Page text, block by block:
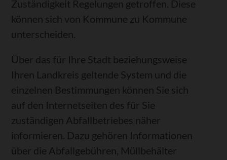
Zuständigkeit Regelungen getroffen. Diese
können sich von Kommune zu Kommune
unterscheiden.
Über das für Ihre Stadt beziehungsweise
Ihren Landkreis geltende System und die
einzelnen Bestimmungen können Sie sich
auf den Internetseiten des für Sie
zuständigen Abfallbetriebes näher
informieren. Dazu gehören Informationen
über die Abfallgebühren, Müllbehälter